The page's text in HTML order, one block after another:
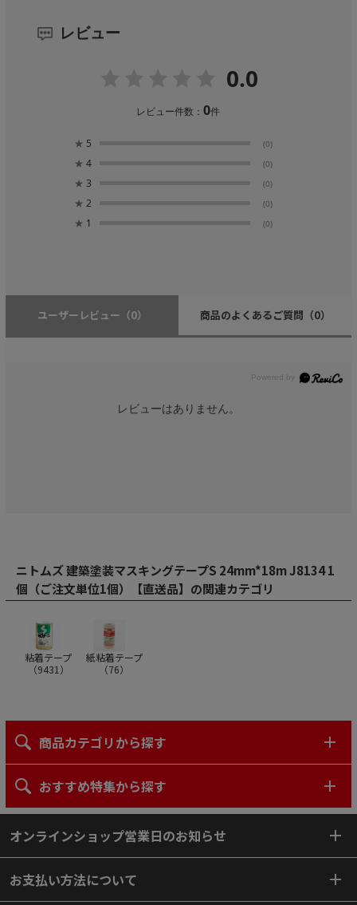
レビュー
0.0
レビュー件数：0件
★ 5 (0)
★ 4 (0)
★ 3 (0)
★ 2 (0)
★ 1 (0)
ユーザーレビュー （0） 商品のよくあるご質問 （0）
レビューはありません。
ニトムズ 建築塗装マスキングテープS 24mm*18m J8134 1
個（ご注文単位1個）【直送品】の関連カテゴリ
粘着テープ
（9431 ）
紙粘着テープ
（76）
商品カテゴリから探す
おすすめ特集から探す
オンラインショップ営業日のお知らせ
お支払い方法について